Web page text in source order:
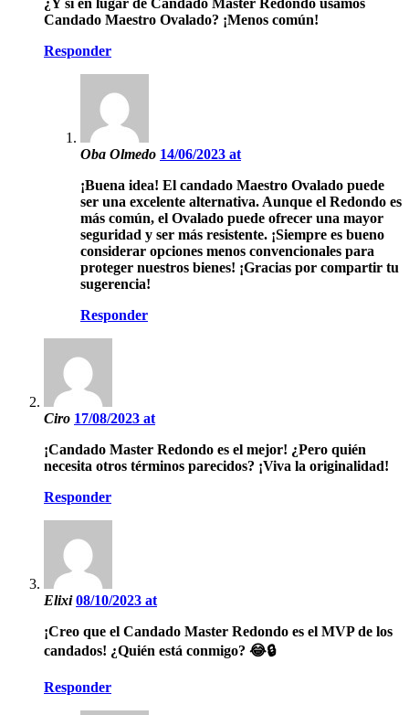
Candado Maestro Ovalado? ¡Menos común!
Responder
Oba Olmedo 14/06/2023 at
¡Buena idea! El candado Maestro Ovalado puede
ser una excelente alternativa. Aunque el Redondo es
más común, el Ovalado puede ofrecer una mayor
seguridad y ser más resistente. ¡Siempre es bueno
considerar opciones menos convencionales para
proteger nuestros bienes! ¡Gracias por compartir tu
sugerencia!
Responder
Ciro 17/08/2023 at
¡Candado Master Redondo es el mejor! ¿Pero quién
necesita otros términos parecidos? ¡Viva la originalidad!
Responder
Elixi08/10/2023 at
¡Creo que el Candado Master Redondo es el MVP de los
candados! ¿Quién está conmigo? 😂🔒
Responder